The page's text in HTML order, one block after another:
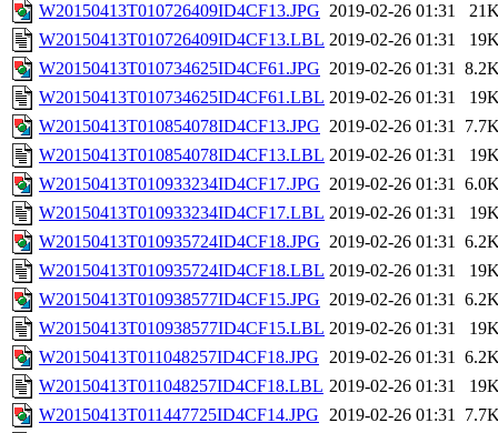
W20150413T010726409ID4CF13.JPG 2019-02-26 01:31
W20150413T010726409ID4CF13.LBL 2019-02-26 01:31
W20150413T010734625ID4CF61.JPG 2019-02-26 01:31
W20150413T010734625ID4CF61.LBL 2019-02-26 01:31
W20150413T010854078ID4CF13.JPG 2019-02-26 01:31
W20150413T010854078ID4CF13.LBL 2019-02-26 01:31
W20150413T010933234ID4CF17.JPG 2019-02-26 01:31
W20150413T010933234ID4CF17.LBL 2019-02-26 01:31
W20150413T010935724ID4CF18.JPG 2019-02-26 01:31
W20150413T010935724ID4CF18.LBL 2019-02-26 01:31
W20150413T010938577ID4CF15.JPG 2019-02-26 01:31
W20150413T010938577ID4CF15.LBL 2019-02-26 01:31
W20150413T011048257ID4CF18.JPG 2019-02-26 01:31
W20150413T011048257ID4CF18.LBL 2019-02-26 01:31
W20150413T011447725ID4CF14.JPG 2019-02-26 01:31